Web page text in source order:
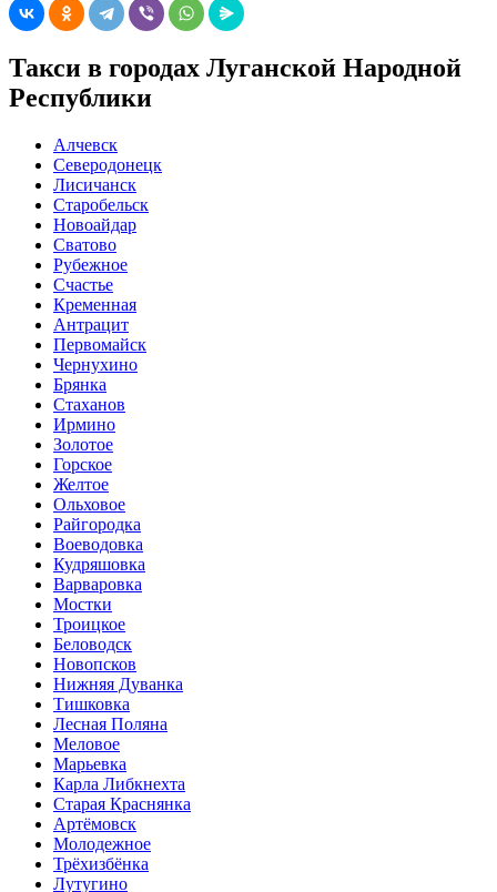
Такси в городах Луганской Народной
Республики
Алчевск
Северодонецк
Лисичанск
Старобельск
Новоайдар
Сватово
Рубежное
Счастье
Кременная
Антрацит
Первомайск
Чернухино
Брянка
Стаханов
Ирмино
Золотое
Горское
Желтое
Ольховое
Райгородка
Воеводовка
Кудряшовка
Варваровка
Мостки
Троицкое
Беловодск
Новопсков
Нижняя Дуванка
Тишковка
Лесная Поляна
Меловое
Марьевка
Карла Либкнехта
Старая Краснянка
Артёмовск
Молодежное
Трёхизбёнка
Лутугино